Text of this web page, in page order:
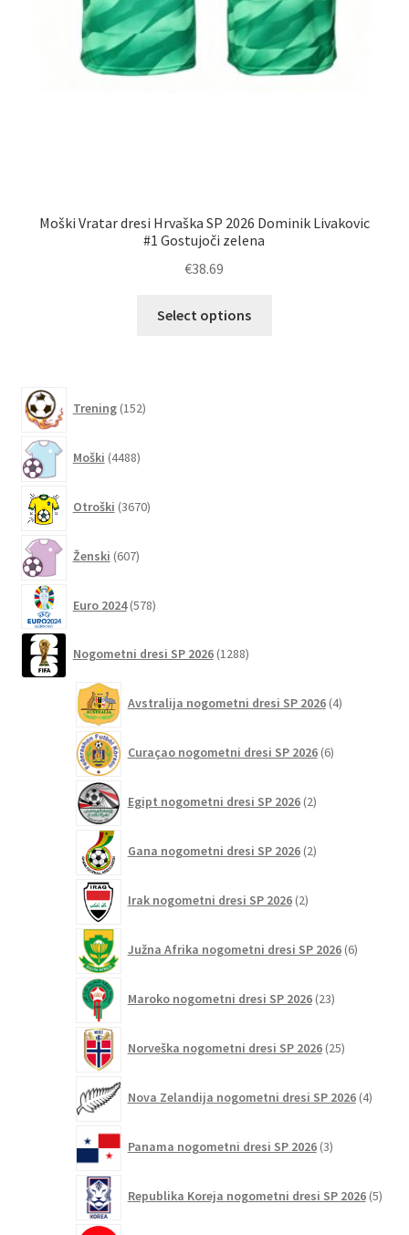
Moški Vratar dresi Hrvaška SP 2026 Dominik Livakovic
#1 Gostujoči zelena
€38.69
Select options
Trening 152izdelkov
Moški 4488izdelkov
Otroški 3670izdelkov
Ženski 607izdelkov
Euro 2024 578izdelkov
Nogometni dresi SP 2026 1288izdelkov
Avstralija nogometni dresi SP 2026 4izdelki
Curaçao nogometni dresi SP 2026 6izdelkov
Egipt nogometni dresi SP 2026 2izdelka
Gana nogometni dresi SP 2026 2izdelka
Irak nogometni dresi SP 2026 2izdelka
Južna Afrika nogometni dresi SP 2026 6izdelkov
Maroko nogometni dresi SP 2026 23izdelkov
Norveška nogometni dresi SP 2026 25izdelkov
Nova Zelandija nogometni dresi SP 2026 4izdelki
Panama nogometni dresi SP 2026 3izdelki
Republika Koreja nogometni dresi SP 2026 5